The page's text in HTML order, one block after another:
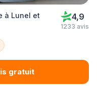
à Lunel et
4,9
1233 avis
gratuit